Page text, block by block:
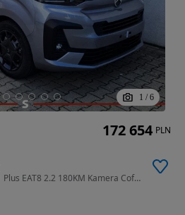
1 / 6
2184 cm3 • 180 KM • XL L2H1 Plus EAT8 2.2 180KM Kamera Cofania !! Radio 10" !!
172 654 PLN